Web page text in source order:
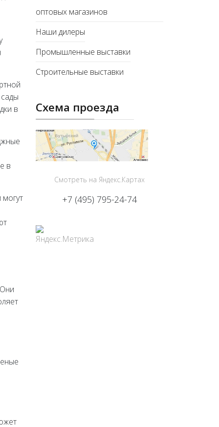
в
в
оптовых магазинов
Наши дилеры
Промышленные выставки
Строительные выставки
Схема проезда
Смотреть на Яндекс.Картах
+7 (495) 795-24-74